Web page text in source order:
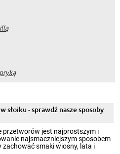
słoiku - sprawdź nasze sposoby
przetworów jest najprostszym i
najsmaczniejszym sposobem
zachować smaki wiosny, lata i